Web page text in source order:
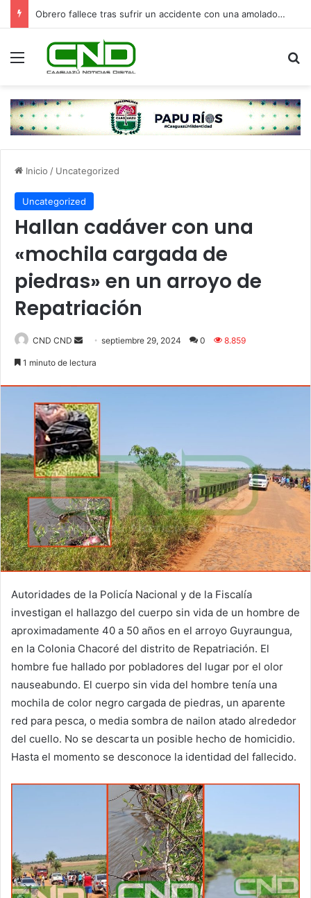
Obrero fallece tras sufrir un accidente con una amoladora en Canindeyú
Menú
Inicio / Uncategorized
Uncategorized
Hallan cadáver con una
«mochila cargada de
piedras» en un arroyo de
Repatriación
CND CND
Send septiembre 29, 2024 0 8.859
1 minuto de lectura
Autoridades de la Policía Nacional y de la Fiscalía
investigan el hallazgo del cuerpo sin vida de un hombre de
aproximadamente 40 a 50 años en el arroyo Guyraungua,
en la Colonia Chacoré del distrito de Repatriación. El
hombre fue hallado por pobladores del lugar por el olor
nauseabundo. El cuerpo sin vida del hombre tenía una
mochila de color negro cargada de piedras, un aparente
red para pesca, o media sombra de nailon atado alrededor
del cuello. No se descarta un posible hecho de homicidio.
Hasta el momento se desconoce la identidad del fallecido.